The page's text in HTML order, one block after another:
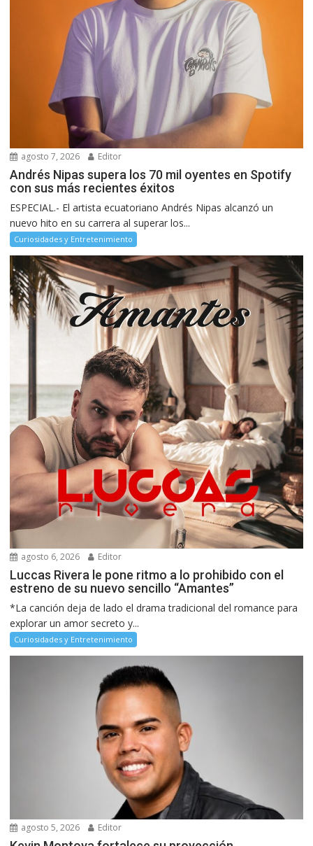
agosto 7, 2026 Editor
Andrés Nipas supera los 70 mil oyentes en Spotify
con sus más recientes éxitos
ESPECIAL.- El artista ecuatoriano Andrés Nipas alcanzó un
nuevo hito en su carrera al superar los...
Curiosidades y Entretenimiento
agosto 6, 2026 Editor
Luccas Rivera le pone ritmo a lo prohibido con el
estreno de su nuevo sencillo “Amantes”
*La canción deja de lado el drama tradicional del romance para
explorar un amor secreto y...
Curiosidades y Entretenimiento
agosto 5, 2026 Editor